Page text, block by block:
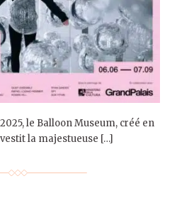
le Balloon Museum, créé en
la majestueuse […]